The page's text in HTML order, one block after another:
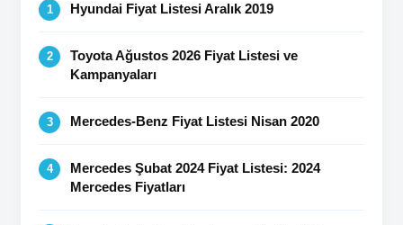
Hyundai Fiyat Listesi Aralık 2019
Toyota Ağustos 2026 Fiyat Listesi ve
Kampanyaları
Mercedes-Benz Fiyat Listesi Nisan 2020
Mercedes Şubat 2024 Fiyat Listesi: 2024
Mercedes Fiyatları